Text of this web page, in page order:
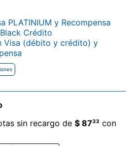
PLATINIUM y Recompensa
Crédito
Visa (débito y crédito) y
sin recargo de $ 8733 con